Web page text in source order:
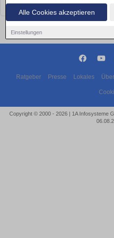
Alle Cookies akzeptieren
Einstellungen
bald wieder vorbei!
Ratgeber Presse Lokales
Copyright © 2000 - 2026 | 1A Infosysteme